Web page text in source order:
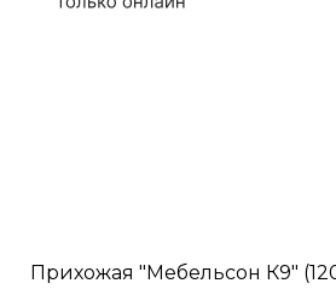
Прихожая "Мебельсон К9"